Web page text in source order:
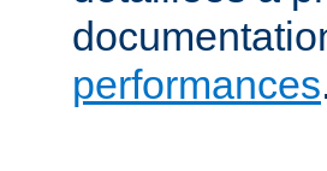
performances